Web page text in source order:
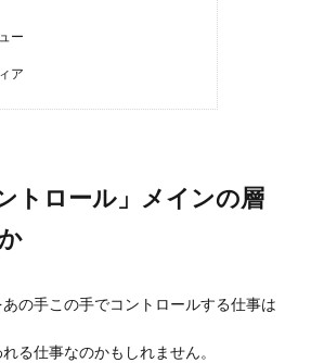
ー
ア
トロール」メインの層
の手この手でコントロールする仕事は
る仕事なのかもしれません。